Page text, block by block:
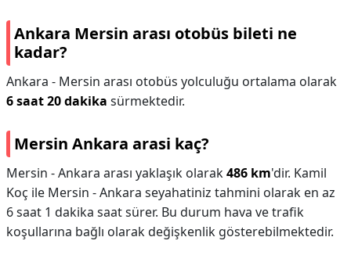
Ankara Mersin arası otobüs bileti ne
kadar?
Ankara - Mersin arası otobüs yolculuğu ortalama olarak
6 saat 20 dakika sürmektedir.
Mersin Ankara arasi kaç?
Mersin - Ankara arası yaklaşık olarak486 km'dir. Kamil
Koç ile Mersin - Ankara seyahatiniz tahmini olarak en az
6 saat 1 dakika saat sürer. Bu durum hava ve trafik
koşullarına bağlı olarak değişkenlik gösterebilmektedir.